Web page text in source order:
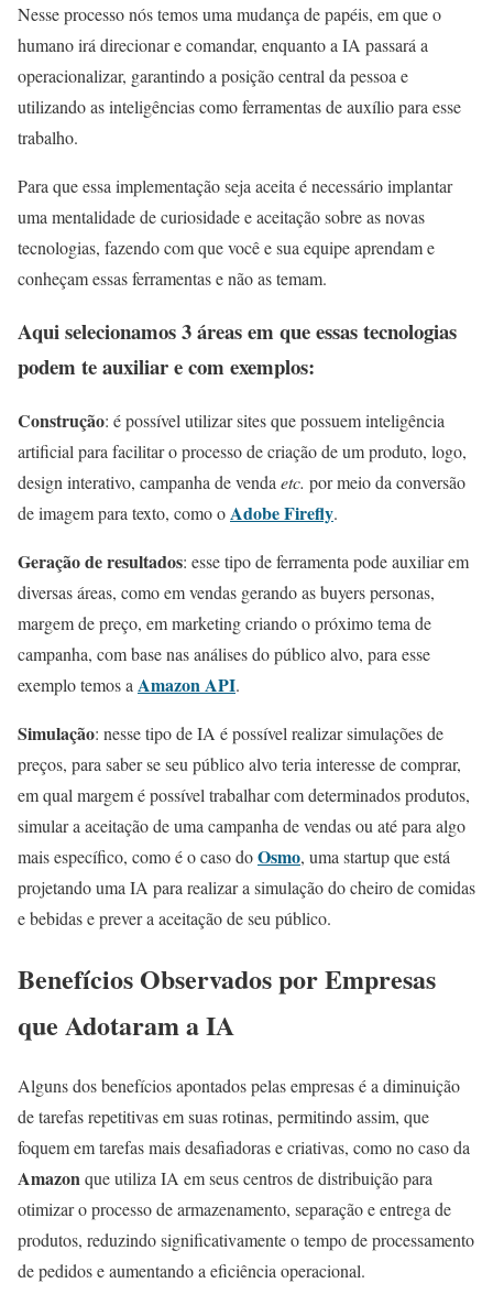
Nesse processo nós temos uma mudança de papéis, em que o
humano irá direcionar e comandar, enquanto a IA passará a
operacionalizar, garantindo a posição central da pessoa e
utilizando as inteligências como ferramentas de auxílio para esse
trabalho.
Para que essa implementação seja aceita é necessário implantar
uma mentalidade de curiosidade e aceitação sobre as novas
tecnologias, fazendo com que você e sua equipe aprendam e
conheçam essas ferramentas e não as temam.
Aqui selecionamos 3 áreas em que essas tecnologias
podem te auxiliar e com exemplos:
Construção: é possível utilizar sites que possuem inteligência
artificial para facilitar o processo de criação de um produto, logo,
design interativo, campanha de venda etc. por meio da conversão
de imagem para texto, como oAdobe Firefly.
Geração de resultados: esse tipo de ferramenta pode auxiliar em
diversas áreas, como em vendas gerando as buyers personas,
margem de preço, em marketing criando o próximo tema de
campanha, com base nas análises do público alvo, para esse
exemplo temos a Amazon API.
Simulação: nesse tipo de IA é possível realizar simulações de
preços, para saber se seu público alvo teria interesse de comprar,
em qual margem é possível trabalhar com determinados produtos,
simular a aceitação de uma campanha de vendas ou até para algo
mais específico, como é o caso doOsmo, uma startup que está
projetando uma IA para realizar a simulação do cheiro de comidas
e bebidas e prever a aceitação de seu público.
Benefícios Observados por Empresas
que Adotaram a IA
Alguns dos benefícios apontados pelas empresas é a diminuição
de tarefas repetitivas em suas rotinas, permitindo assim, que
foquem em tarefas mais desafiadoras e criativas, como no caso da
Amazonque utiliza IA em seus centros de distribuição para
otimizar o processo de armazenamento, separação e entrega de
produtos, reduzindo significativamente o tempo de processamento
de pedidos e aumentando a eficiência operacional.